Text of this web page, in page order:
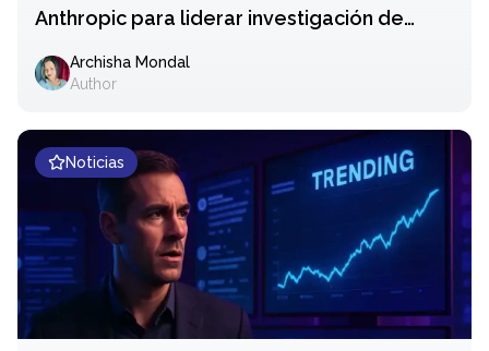
Anthropic para liderar investigación de
Archisha Mondal
Author
Noticias